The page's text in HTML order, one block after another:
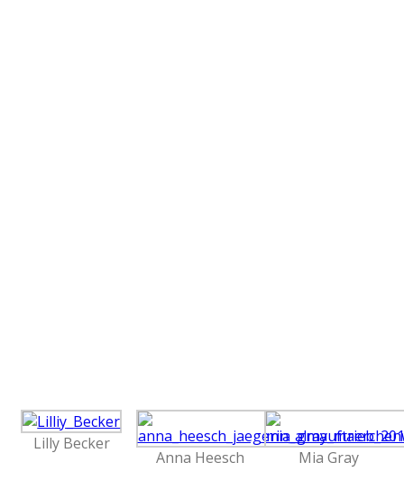
Lilly Becker
Anna Heesch Mia Gray